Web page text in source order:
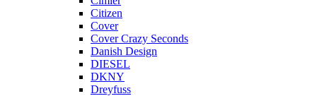
Citizen
Cover
Cover Crazy Seconds
Danish Design
DIESEL
DKNY
Dreyfuss